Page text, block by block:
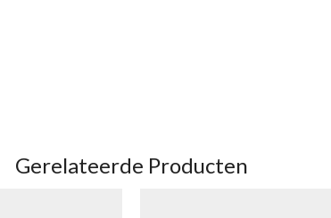
Gerelateerde Producten